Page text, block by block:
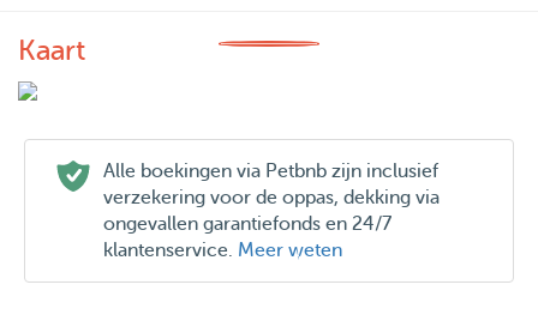
Kaart
Alle boekingen via Petbnb zijn inclusief
verzekering voor de oppas, dekking via
ongevallen garantiefonds en 24/7
klantenservice. Meer weten